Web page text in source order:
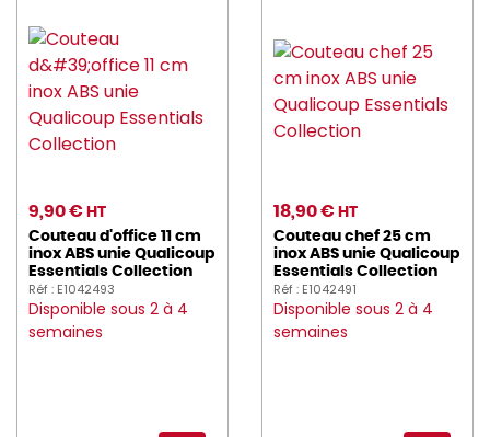
BARTSCHER (41)
befor (1)
BEQUET (9)
BLANCO (1)
blendtec (3)
BONNET (24)
BORMIOLI_ROCCO (157)
9,90 € HT
Couteau d'office 11 cm
inox ABS unie Qualicoup
Essentials Collection
Réf : E1042493
Disponible sous 2 à 4
semaines
18,90 € HT
Couteau chef 25 cm
inox ABS unie Qualicoup
Essentials Collection
Réf : E1042491
Disponible sous 2 à 4
semaines